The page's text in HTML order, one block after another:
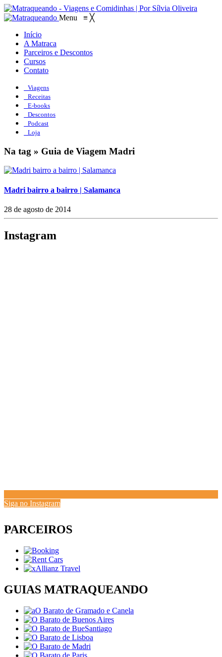
Menu ≡ ╳
Início
A Matraca
Parceiros e Descontos
Cursos
Contato
Viagens
Receitas
E-books
Descontos
Podcast
Loja
Na tag » Guia de Viagem Madri
Madri bairro a bairro | Salamanca
28 de agosto de 2014
Instagram
Siga no Instagram
PARCEIROS
GUIAS MATRAQUEANDO